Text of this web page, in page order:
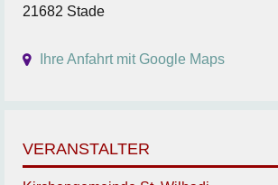
21682 Stade
Ihre Anfahrt mit Google Maps
VERANSTALTER